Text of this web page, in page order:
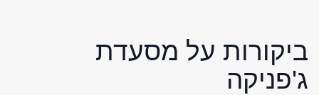
ביקורות על מסעדת
ג'פניקה